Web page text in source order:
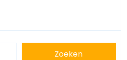
Zoeken